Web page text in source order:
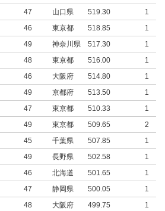
47 山口県 519.30
1
46 東京都 518.85
1
49 神奈川県 517.30
1
48 東京都 516.00
1
46 大阪府 514.80
1
49 京都府 513.50
1
47 東京都 510.33
1
49 東京都 509.65
2
45 千葉県 507.85
1
49 長野県 502.58
1
46 北海道 501.65
1
47 静岡県 500.05
1
48 大阪府 499.75
1